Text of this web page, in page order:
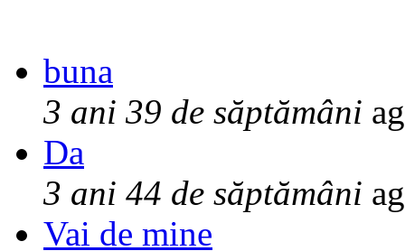
buna
3 ani 39 de săptămâni
Da
3 ani 44 de săptămâni
Vai de mine